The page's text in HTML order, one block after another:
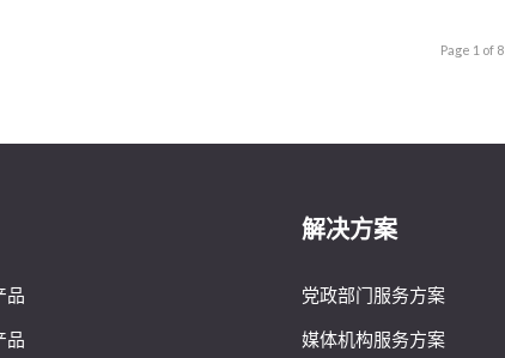
Page 1 of 8
品
品
解决方案
党政部门服务方案
媒体机构服务方案